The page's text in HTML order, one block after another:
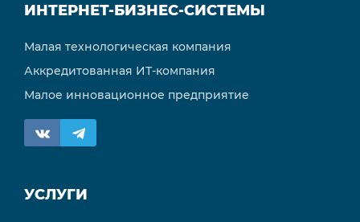
ИНТЕРНЕТ-БИЗНЕС-СИСТЕМЫ
Малая технологическая компания
Аккредитованная ИТ-компания
Малое инновационное предприятие
УСЛУГИ